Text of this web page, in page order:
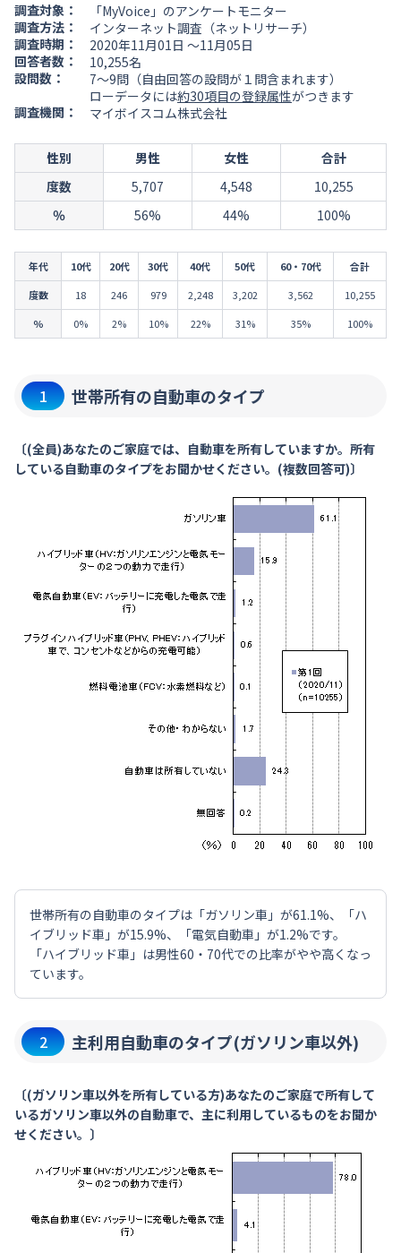
調査対象：
「MyVoice」のアンケートモニター
調査方法：
インターネット調査（ネットリサーチ）
調査時期：
2020年11月01日 ～11月05日
回答者数：
10,255名
設問数：
7～9問（自由回答の設問が１問含まれます）
ローデータには約30項目の登録属性がつきます
調査機関：
マイボイスコム株式会社
性別 男性 女性
合計
度数
5,707 4,548
10,255
％
56% 44% 100%
年代 10代 20代 30代 40代 50代 60・70代
合計
度数
18 246 979 2,248 3,202 3,562
10,255
％
0% 2% 10% 22% 31% 35% 100%
1 世帯所有の自動車のタイプ
〔(全員)あなたのご家庭では、自動車を所有していますか。所有
している自動車のタイプをお聞かせください。(複数回答可)〕
世帯所有の自動車のタイプは「ガソリン車」が61.1%、「ハ
イブリッド車」が15.9%、「電気自動車」が1.2%です。
「ハイブリッド車」は男性60・70代での比率がやや高くなっ
ています。
2 主利用自動車のタイプ(ガソリン車以外)
〔(ガソリン車以外を所有している方)あなたのご家庭で所有して
いるガソリン車以外の自動車で、主に利用しているものをお聞か
せください。〕